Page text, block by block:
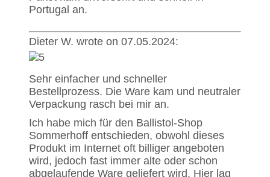
Portugal an.
Dieter W. wrote on 07.05.2024:
Sehr einfacher und schneller
Bestellprozess. Die Ware kam und neutraler
Verpackung rasch bei mir an.
Ich habe mich für den Ballistol-Shop
Sommerhoff entschieden, obwohl dieses
Produkt im Internet oft billiger angeboten
wird, jedoch fast immer alte oder schon
abgelaufende Ware geliefert wird. Hier lag